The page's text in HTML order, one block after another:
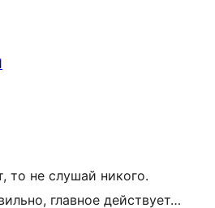
то не слушай никого.
главное действует…